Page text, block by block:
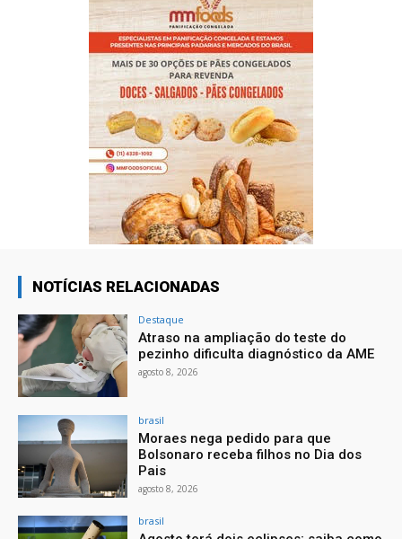
NOTÍCIAS RELACIONADAS
Destaque
Atraso na ampliação do teste do
pezinho dificulta diagnóstico da AME
agosto 8, 2026
brasil
Moraes nega pedido para que
Bolsonaro receba filhos no Dia dos
Pais
agosto 8, 2026
brasil